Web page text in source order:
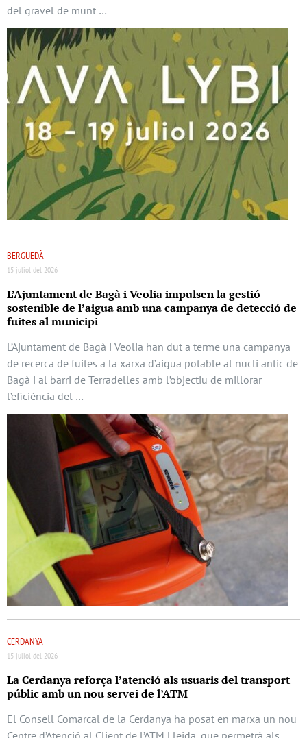
del gravel de munt …
BERGUEDÀ
15 juliol del 2026
L’Ajuntament de Bagà i Veolia impulsen la gestió
sostenible de l’aigua amb una campanya de detecció de
fuites al municipi
L’Ajuntament de Bagà i Veolia han dut a terme una campanya
de recerca de fuites a la xarxa d’aigua potable al nucli antic de
Bagà i al barri de Terradelles amb l’objectiu de millorar
l’eficiència del …
CERDANYA
15 juliol del 2026
La Cerdanya reforça l’atenció als usuaris del transport
públic amb un nou servei de l’ATM
El Consell Comarcal de la Cerdanya ha posat en marxa un nou